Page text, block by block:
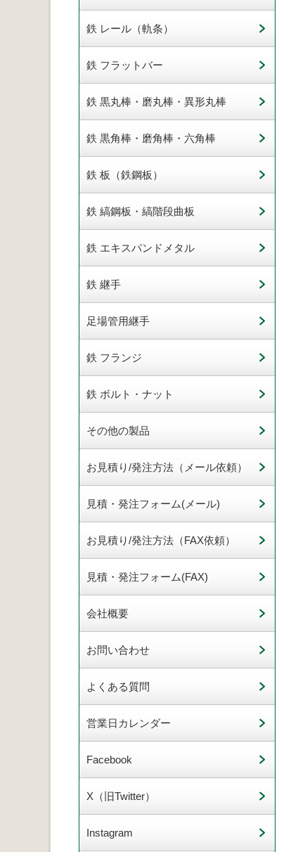
鉄 レール（軌条）
鉄 フラットバー
鉄 黒丸棒・磨丸棒・異形丸棒
鉄 黒角棒・磨角棒・六角棒
鉄 板（鉄鋼板）
鉄 縞鋼板・縞階段曲板
鉄 エキスパンドメタル
鉄 継手
足場管用継手
鉄 フランジ
鉄 ボルト・ナット
その他の製品
お見積り/発注方法（メール依頼）
見積・発注フォーム(メール)
お見積り/発注方法（FAX依頼）
見積・発注フォーム(FAX)
会社概要
お問い合わせ
よくある質問
営業日カレンダー
Facebook
X（旧Twitter）
Instagram